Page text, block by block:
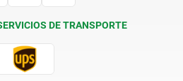
DE TRANSPORTE